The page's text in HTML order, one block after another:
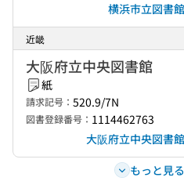
横浜市立図書
近畿
大阪府立中央図書館
紙
請求記号： 520.9/7N
図書登録番号： 1114462763
大阪府立中央図書
もっと見